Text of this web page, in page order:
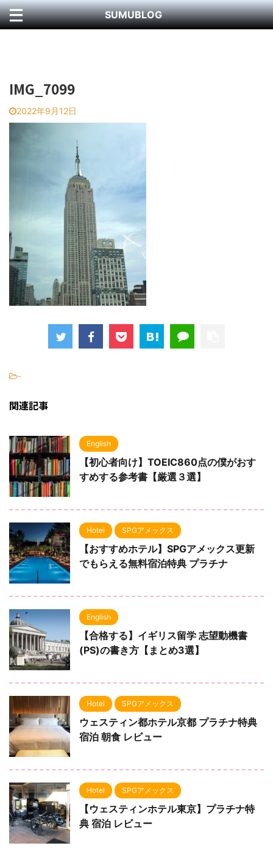
SUMUBLOG
IMG_7099
2022年9月12日
-
関連記事
English
【初心者向け】TOEIC860点の僕がおす
すめする参考書【厳選３選】
Hotel SPGアメックス
【おすすめホテル】SPGアメックス更新
でもらえる無料宿泊特典 プラチナ
English
【合格する】イギリス留学 志望動機書
(PS)の書き方【まとめ3選】
Hotel SPGアメックス
ウェスティン都ホテル京都 プラチナ特典
宿泊 朝食 レビュー
Hotel SPGアメックス
【ウェスティンホテル東京】プラチナ特
典 宿泊 レビュー